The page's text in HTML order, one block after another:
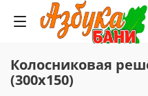
Колосниковая
(300х150)